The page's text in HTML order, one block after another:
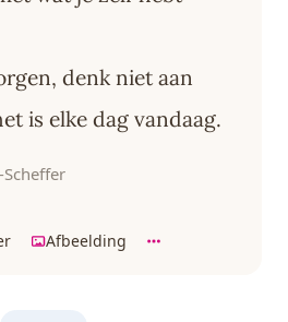
denk niet aan
is elke dag vandaag.
Afbeelding